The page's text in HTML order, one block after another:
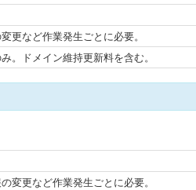
更など作業発生ごとに必要。
。ドメイン維持更新料を含む。
変更など作業発生ごとに必要。